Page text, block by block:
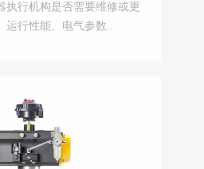
执行机构是否需要维修或更
运行性能、电气参数..